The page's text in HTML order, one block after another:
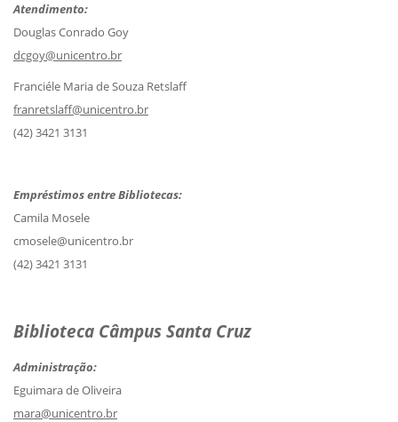
Atendimento:
Douglas Conrado Goy
dcgoy@unicentro.br
Franciéle Maria de Souza Retslaff
franretslaff@unicentro.br
(42) 3421 3131
Empréstimos entre Bibliotecas:
Camila Mosele
cmosele@unicentro.br
(42) 3421 3131
Biblioteca Câmpus Santa Cruz
Administração:
Eguimara de Oliveira
mara@unicentro.br